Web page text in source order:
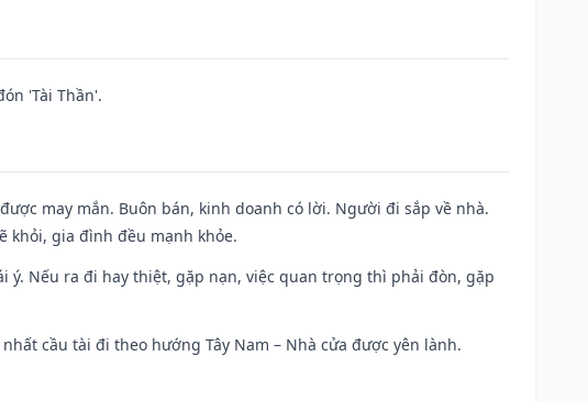
'Tài Thần'.
may mắn. Buôn bán, kinh doanh có lời. Người đi sắp về nhà.
khỏi, gia đình đều mạnh khỏe.
ý. Nếu ra đi hay thiệt, gặp nạn, việc quan trọng thì phải đòn, gặp
cầu tài đi theo hướng Tây Nam – Nhà cửa được yên lành.